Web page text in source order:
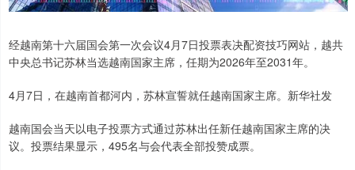
经越南第十六届国会第一次会议4月7日投票表决配资技巧网站，越共
中央总书记苏林当选越南国家主席，任期为2026年至2031年。
4月7日，在越南首都河内，苏林宣誓就任越南国家主席。新华社发
越南国会当天以电子投票方式通过苏林出任新任越南国家主席的决
议。投票结果显示，495名与会代表全部投赞成票。